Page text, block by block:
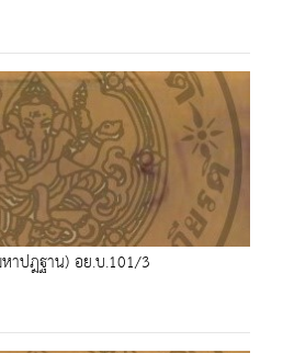
าปฎฐาน) อย.บ.101/3